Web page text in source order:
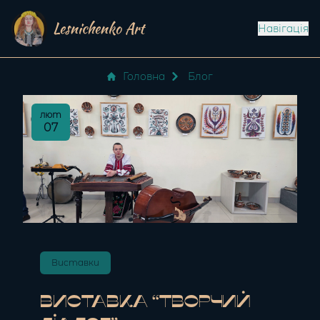
Lesnichenko Art Навігація
Головна Блог
лют
07
Виставки
Виставка “Творчий